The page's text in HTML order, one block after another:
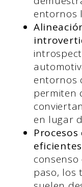
entornos
entornos
permiten
en lugar
paso, los